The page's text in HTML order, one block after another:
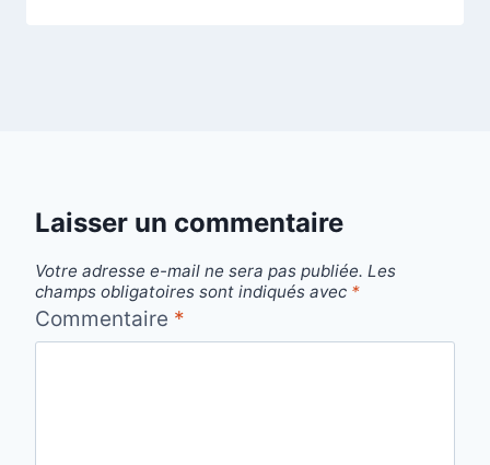
Laisser un commentaire
Votre adresse e-mail ne sera pas publiée. Les
champs obligatoires sont indiqués avec *
Commentaire *